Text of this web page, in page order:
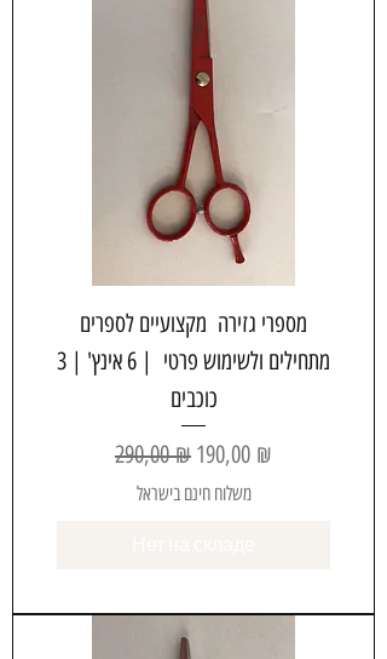
מספרי גזירה מקצועיים לספרים
מתחילים ולשימוש פרטי | 6 אינץ' | 3
כוכבים
Обычная цена
290,00 ₪ Цена со скидкой
190,00 ₪
משלוח חינם בישראל